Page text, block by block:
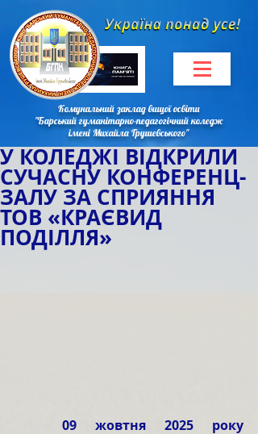
Комунальний заклад вищої освіти
"Барський гуманітарно-педагогічний коледж
імені Михайла Грушевського"
У КОЛЕДЖІ ВІДКРИЛИ
СУЧАСНУ КОНФЕРЕНЦ-
ЗАЛУ ЗА СПРИЯННЯ
ТОВ «КРАЄВИД
ПОДІЛЛЯ»